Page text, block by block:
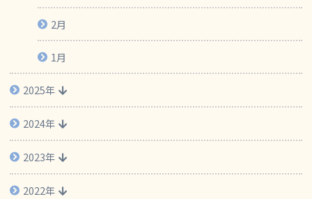
2月
1月
2025年
2024年
2023年
2022年